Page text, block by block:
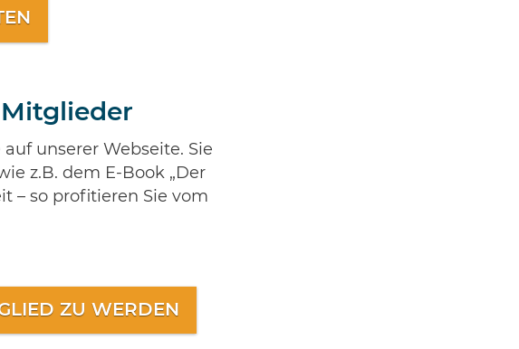
unserer Webseite. Sie
z.B. dem E-Book „Der
– so profitieren Sie vom
ZU WERDEN